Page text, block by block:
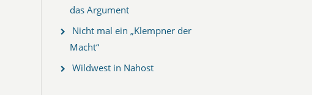
das Argument
Nicht mal ein „Klempner der
Macht“
Wildwest in Nahost